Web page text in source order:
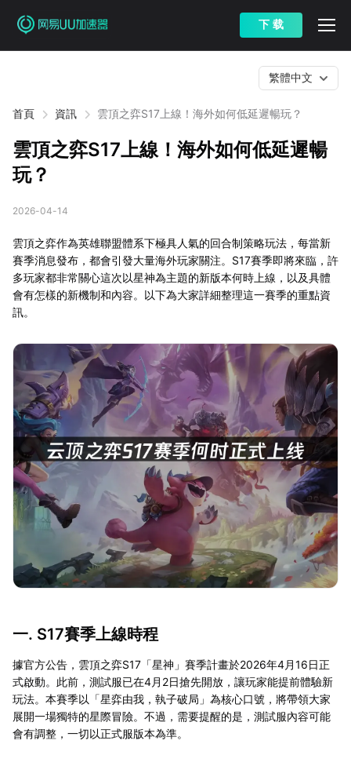
下 载
首頁 資訊 雲頂之弈S17上線！海外如何低延遲暢玩？
繁體中文
雲頂之弈S17上線！海外如何低延遲暢
玩？
2026-04-14
雲頂之弈作為英雄聯盟體系下極具人氣的回合制策略玩法，每當新
賽季消息發布，都會引發大量海外玩家關注。S17賽季即將來臨，許
多玩家都非常關心這次以星神為主題的新版本何時上線，以及具體
會有怎樣的新機制和內容。以下為大家詳細整理這一賽季的重點資
訊。
一. S17賽季上線時程
據官方公告，雲頂之弈S17「星神」賽季計畫於2026年4月16日正
式啟動。此前，測試服已在4月2日搶先開放，讓玩家能提前體驗新
玩法。本賽季以「星弈由我，執子破局」為核心口號，將帶領大家
展開一場獨特的星際冒險。不過，需要提醒的是，測試服內容可能
會有調整，一切以正式服版本為準。